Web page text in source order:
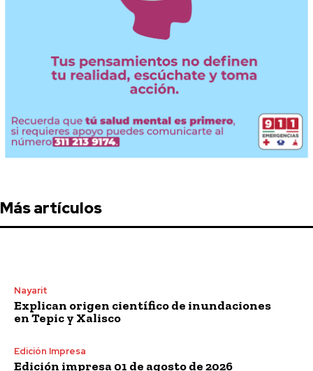
Más artículos
Nayarit
Explican origen científico de inundaciones
en Tepic y Xalisco
Edición Impresa
Edición impresa 01 de agosto de 2026